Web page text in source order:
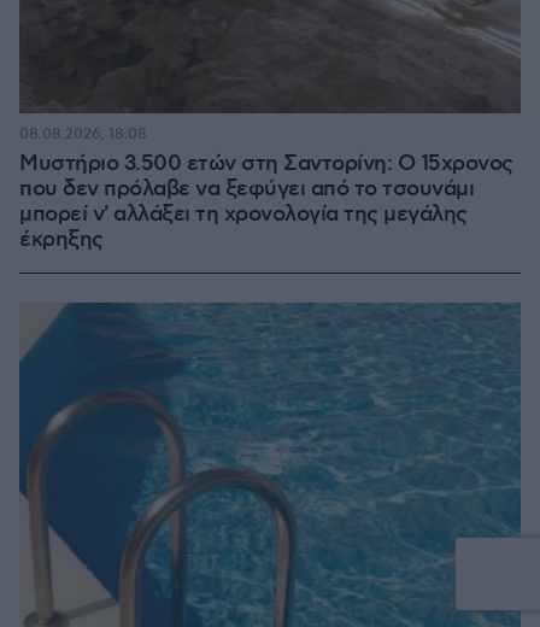
Μυστήριο 3.500 ετών στη Σαντορίνη: Ο 15χρονος
που δεν πρόλαβε να ξεφύγει από το τσουνάμι
μπορεί ν' αλλάξει τη χρονολογία της μεγάλης
έκρηξης
08.08.2026, 18:08